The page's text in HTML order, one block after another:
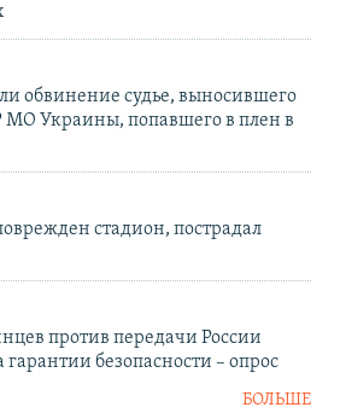
обвинение судье, выносившего
МО Украины, попавшего в плен в
стадион, пострадал
против передачи России
безопасности – опрос
БОЛЬШЕ